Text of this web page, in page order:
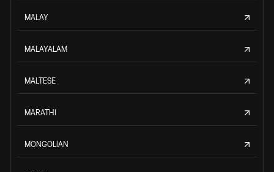
MALAY
MALAYALAM
MALTESE
MARATHI
MONGOLIAN